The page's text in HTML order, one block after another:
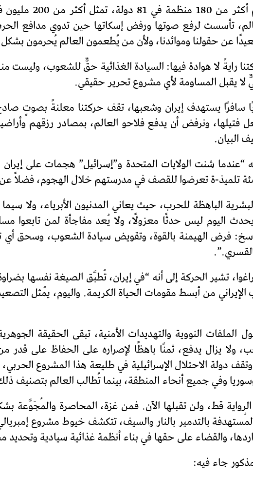
طريق الفلاحين،
تأسست لرفع صوتها ورفض إسكاتها حين تدوي مدافع
عن حقولنا وموائدنا، ولأن من يُطعمون العالم يُحرمون
1993، رفعت حركتنا رايةً لا هوادة فيها: السيادة الغذائية حقٌّ للشعوب،
يقبل المساومة لأي مشروع تحرير حقيقي.
سافرًا يستهدف إيران وشعبها، تقف حركتنا معلنةً بصوتٍ
فتيلها، ونرفض أن يدفع فلاحو العالم، بمصادر رزقهم
البيان.
تلميذ-ة تعرضوا للقصف في مدرستهم خلال الهجوم، فضلاً عن
الباهظة للحرب، حيث يعاني المدنيون الأبرياء، ولا سيما
اليوم ليس حدثًا معزولًا، ولا يُعد مفاجأة لمن تابعوا
فرض الهيمنة بالقوة، وتقويض سيادة الشعوب،
تشير الحركة إلى أنه “في إيران، تُطبَّق الصيغة نفسها
الإيراني من أبسط مقومات الحياة الكريمة. واليوم، يُمثل
النووية والتهديدات الأمنية، تبقى الحقيقة
يزال يدفع، ثمنًا باهظًا لإصراره على الحفاظ على قدر من
دولة الاحتلال الإسرائيلية في طليعة هذا المشروع
وفي جميع أنحاء المنطقة، بينما تُطالب العالم بتصنيف
قط، ولن تقبلها الآن. فمن غزة، المحاصرة
المُستهدفة بالتدمير بالنار والسيف، تتكشف خيوط مشروع
والقضاء على حقها في بناء أنظمة غذائية سيادية وتحديد
جاء فيه: